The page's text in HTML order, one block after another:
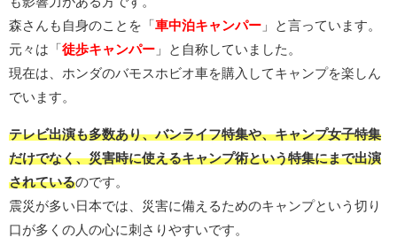
森さんも自身のことを「 車中泊キャンパー 」と言っています。
元々は「 徒歩キャンパー 」と自称していました。
現在は、ホンダのバモスホビオ車を購入してキャンプを楽しん
でいます。
テレビ出演も多数あり、バンライフ特集や、キャンプ女子特集
だけでなく、災害時に使えるキャンプ術という特集にまで出演
されているのです。
震災が多い日本では、災害に備えるためのキャンプという切り
口が多くの人の心に刺さりやすいです。